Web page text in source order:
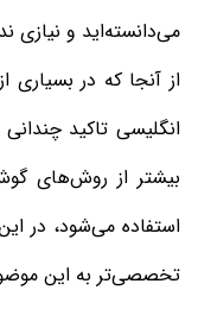
می‌دانسته‌اید و نیازی
از آنجا که در بسیاری
انگلیسی تاکید
بیشتر از روش‌های
استفاده می‌شود، در
تخصصی‌تر به این